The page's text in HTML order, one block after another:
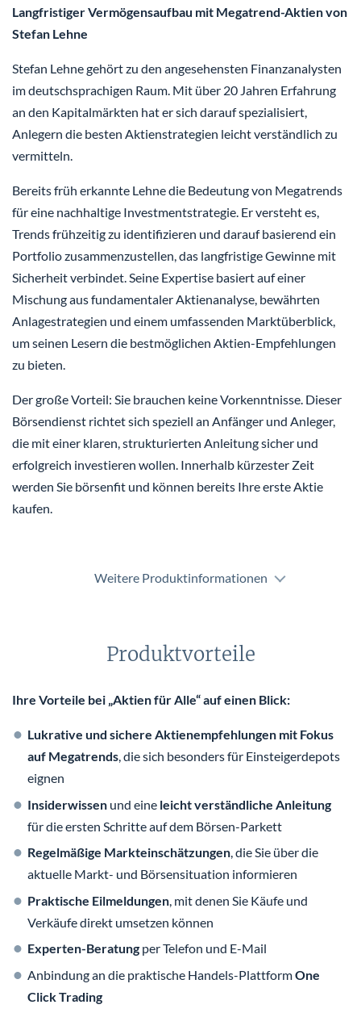
Langfristiger Vermögensaufbau mit Megatrend-Aktien von
Stefan Lehne
Stefan Lehne gehört zu den angesehensten Finanzanalysten
im deutschsprachigen Raum. Mit über 20 Jahren Erfahrung
an den Kapitalmärkten hat er sich darauf spezialisiert,
Anlegern die besten Aktienstrategien leicht verständlich zu
vermitteln.
Bereits früh erkannte Lehne die Bedeutung von Megatrends
für eine nachhaltige Investmentstrategie. Er versteht es,
Trends frühzeitig zu identifizieren und darauf basierend ein
Portfolio zusammenzustellen, das langfristige Gewinne mit
Sicherheit verbindet. Seine Expertise basiert auf einer
Mischung aus fundamentaler Aktienanalyse, bewährten
Anlagestrategien und einem umfassenden Marktüberblick,
um seinen Lesern die bestmöglichen Aktien-Empfehlungen
zu bieten.
Der große Vorteil: Sie brauchen keine Vorkenntnisse. Dieser
Börsendienst richtet sich speziell an Anfänger und Anleger,
die mit einer klaren, strukturierten Anleitung sicher und
erfolgreich investieren wollen. Innerhalb kürzester Zeit
werden Sie börsenfit und können bereits Ihre erste Aktie
kaufen.
Weitere Produktinformationen
Produktvorteile
Ihre Vorteile bei „Aktien für Alle“ auf einen Blick:
Lukrative und sichere Aktienempfehlungen mit Fokus
auf Megatrends, die sich besonders für Einsteigerdepots
eignen
Insiderwissen und eine leicht verständliche Anleitung
für die ersten Schritte auf dem Börsen-Parkett
Regelmäßige Markteinschätzungen, die Sie über die
aktuelle Markt- und Börsensituation informieren
Praktische Eilmeldungen , mit denen Sie Käufe und
Verkäufe direkt umsetzen können
Experten-Beratung per Telefon und E-Mail
Anbindung an die praktische Handels-PlattformOne
Click Trading